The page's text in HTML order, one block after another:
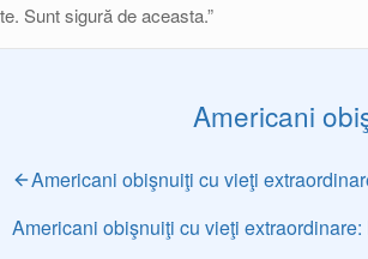
Sunt sigură de aceasta.”
Americani
Americani obişnuiţi cu vieţi
Americani obişnuiţi cu vieţi